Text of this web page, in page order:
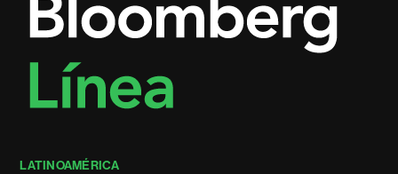
LATINOAMÉRICA